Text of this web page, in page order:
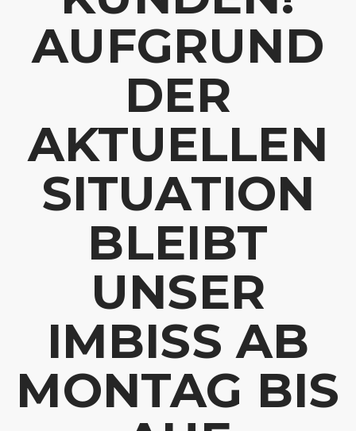
AUFGRUND
DER
AKTUELLEN
SITUATION
BLEIBT
UNSER
IMBISS AB
MONTAG BIS